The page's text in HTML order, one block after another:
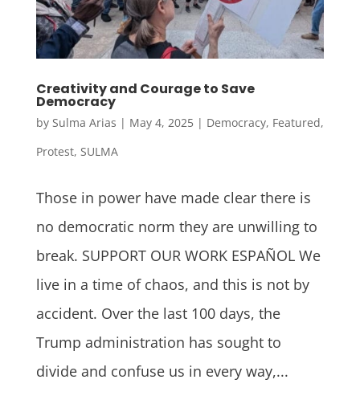
Creativity and Courage to Save
Democracy
by Sulma Arias | May 4, 2025| Democracy, Featured,
Protest, SULMA
Those in power have made clear there is
no democratic norm they are unwilling to
break. SUPPORT OUR WORK ESPAÑOL We
live in a time of chaos, and this is not by
accident. Over the last 100 days, the
Trump administration has sought to
divide and confuse us in every way,...